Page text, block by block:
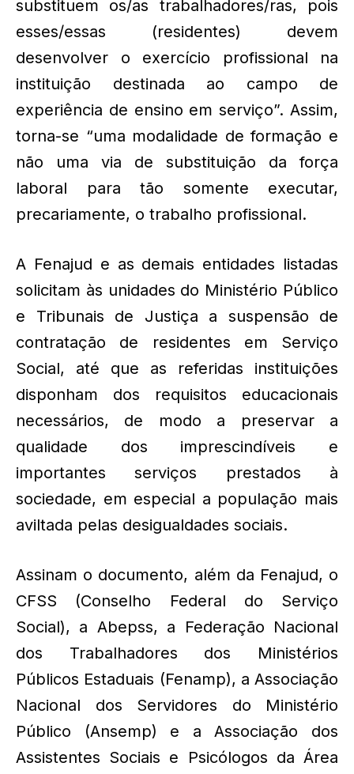
substituem os/as trabalhadores/ras, pois
esses/essas (residentes) devem
desenvolver o exercício profissional na
instituição destinada ao campo de
experiência de ensino em serviço”. Assim,
torna-se “uma modalidade de formação e
não uma via de substituição da força
laboral para tão somente executar,
precariamente, o trabalho profissional.
A Fenajud e as demais entidades listadas
solicitam às unidades do Ministério Público
e Tribunais de Justiça a suspensão de
contratação de residentes em Serviço
Social, até que as referidas instituições
disponham dos requisitos educacionais
necessários, de modo a preservar a
qualidade dos imprescindíveis e
importantes serviços prestados à
sociedade, em especial a população mais
aviltada pelas desigualdades sociais.
Assinam o documento, além da Fenajud, o
CFSS (Conselho Federal do Serviço
Social), a Abepss, a Federação Nacional
dos Trabalhadores dos Ministérios
Públicos Estaduais (Fenamp), a Associação
Nacional dos Servidores do Ministério
Público (Ansemp) e a Associação dos
Assistentes Sociais e Psicólogos da Área